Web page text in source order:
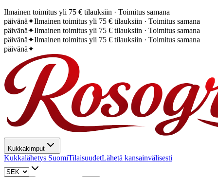
Ilmainen toimitus yli 75 € tilauksiin · Toimitus samana
päivänä✦Ilmainen toimitus yli 75 € tilauksiin · Toimitus samana
päivänä✦Ilmainen toimitus yli 75 € tilauksiin · Toimitus samana
päivänä✦Ilmainen toimitus yli 75 € tilauksiin · Toimitus samana
päivänä✦
Kukkakimput
Kukkalähetys SuomiTilaisuudetLähetä kansainvälisesti